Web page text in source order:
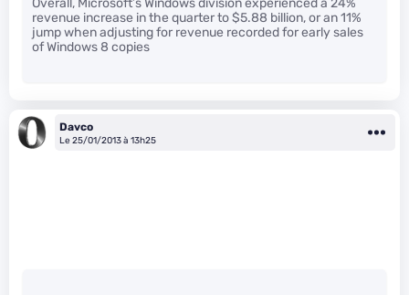
Overall, Microsoft’s Windows division experienced a 24%
revenue increase in the quarter to $5.88 billion, or an 11%
jump when adjusting for revenue recorded for early sales
of Windows 8 copies
Davco
Le 25/01/2013 à 13h25